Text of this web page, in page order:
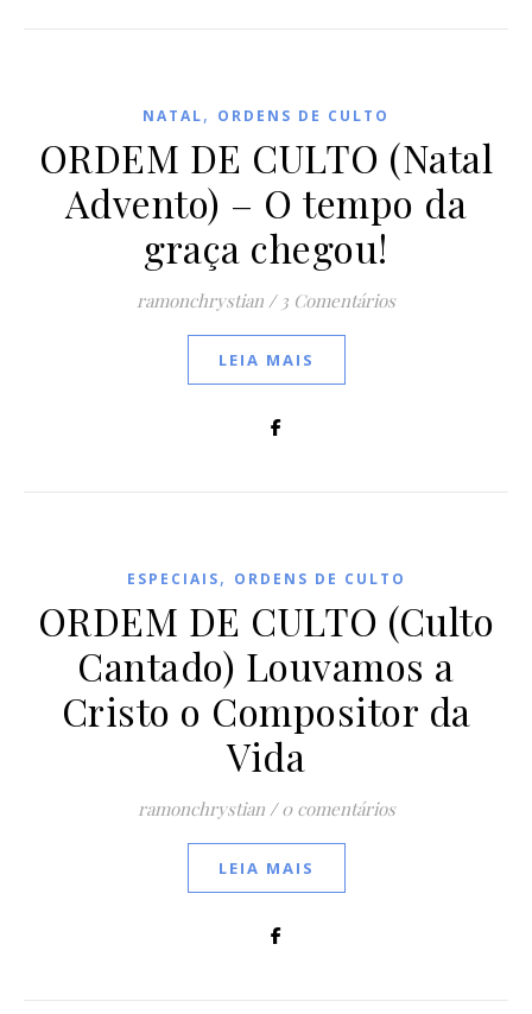
NATAL, ORDENS DE CULTO
ORDEM DE CULTO (Natal
Advento) – O tempo da
graça chegou!
ramonchrystian / 3 Comentários
LEIA MAIS
ESPECIAIS, ORDENS DE CULTO
ORDEM DE CULTO (Culto
Cantado) Louvamos a
Cristo o Compositor da
Vida
ramonchrystian / 0 comentários
LEIA MAIS